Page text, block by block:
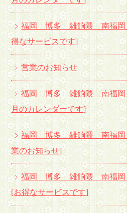
福岡 博多 雑餉隈 南福岡
得なサービスです]
営業のお知らせ
福岡 博多 雑餉隈 南福岡
月のカレンダーです]
福岡 博多 雑餉隈 南福岡
業のお知らせ]
福岡 博多 雑餉隈 南福岡
[お得なサービスです]